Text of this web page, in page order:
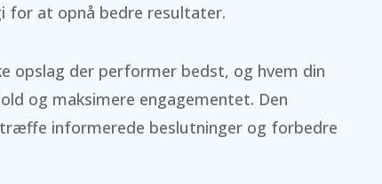
for at opnå bedre resultater.
opslag der performer bedst, og hvem din
og maksimere engagementet. Den
informerede beslutninger og forbedre